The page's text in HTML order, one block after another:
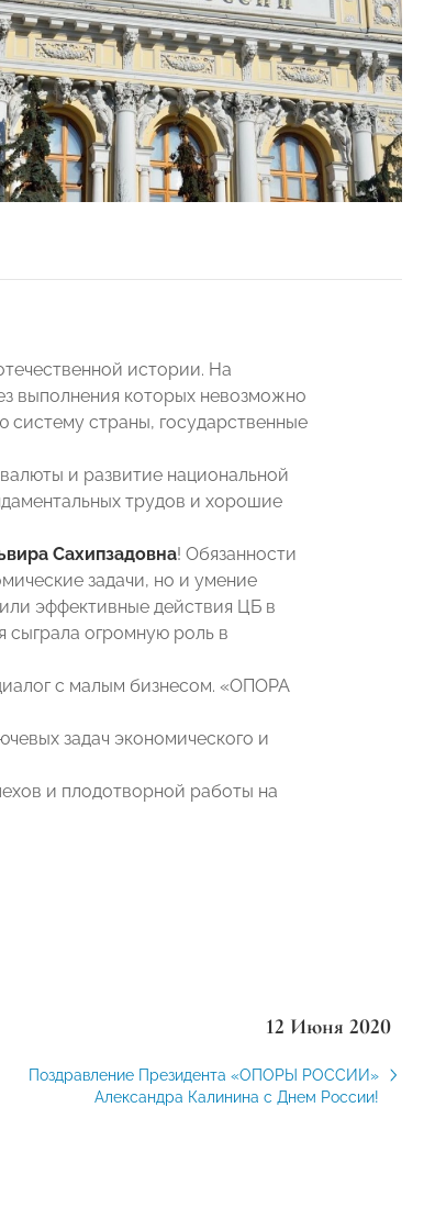
истории. На
выполнения которых невозможно
страны, государственные
и развитие национальной
трудов и хорошие
Сахипзадовна! Обязанности
задачи, но и умение
эффективные действия ЦБ в
сыграла огромную роль в
с малым бизнесом. «ОПОРА
задач экономического и
и плодотворной работы на
12 Июня 2020
Поздравление Президента «ОПОРЫ РОССИИ»
Александра Калинина с Днем России!